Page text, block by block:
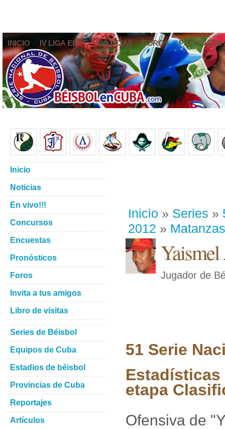
INICIO IV LIGA ELITE NOTICIAS FOROS
Inicio » Series »
2012 » Matanzas
Jugador de
51 Serie
Estadísticas
etapa
Ofensiva de
Inicio
Noticias
En vivo!!!
Concursos
Encuestas
Pronósticos
Foros
Invita a tus amigos
Libro de visitas
Series de Béisbol
Equipos de Cuba
Estadios de béisbol
Provincias de Cuba
Reportajes
Artículos